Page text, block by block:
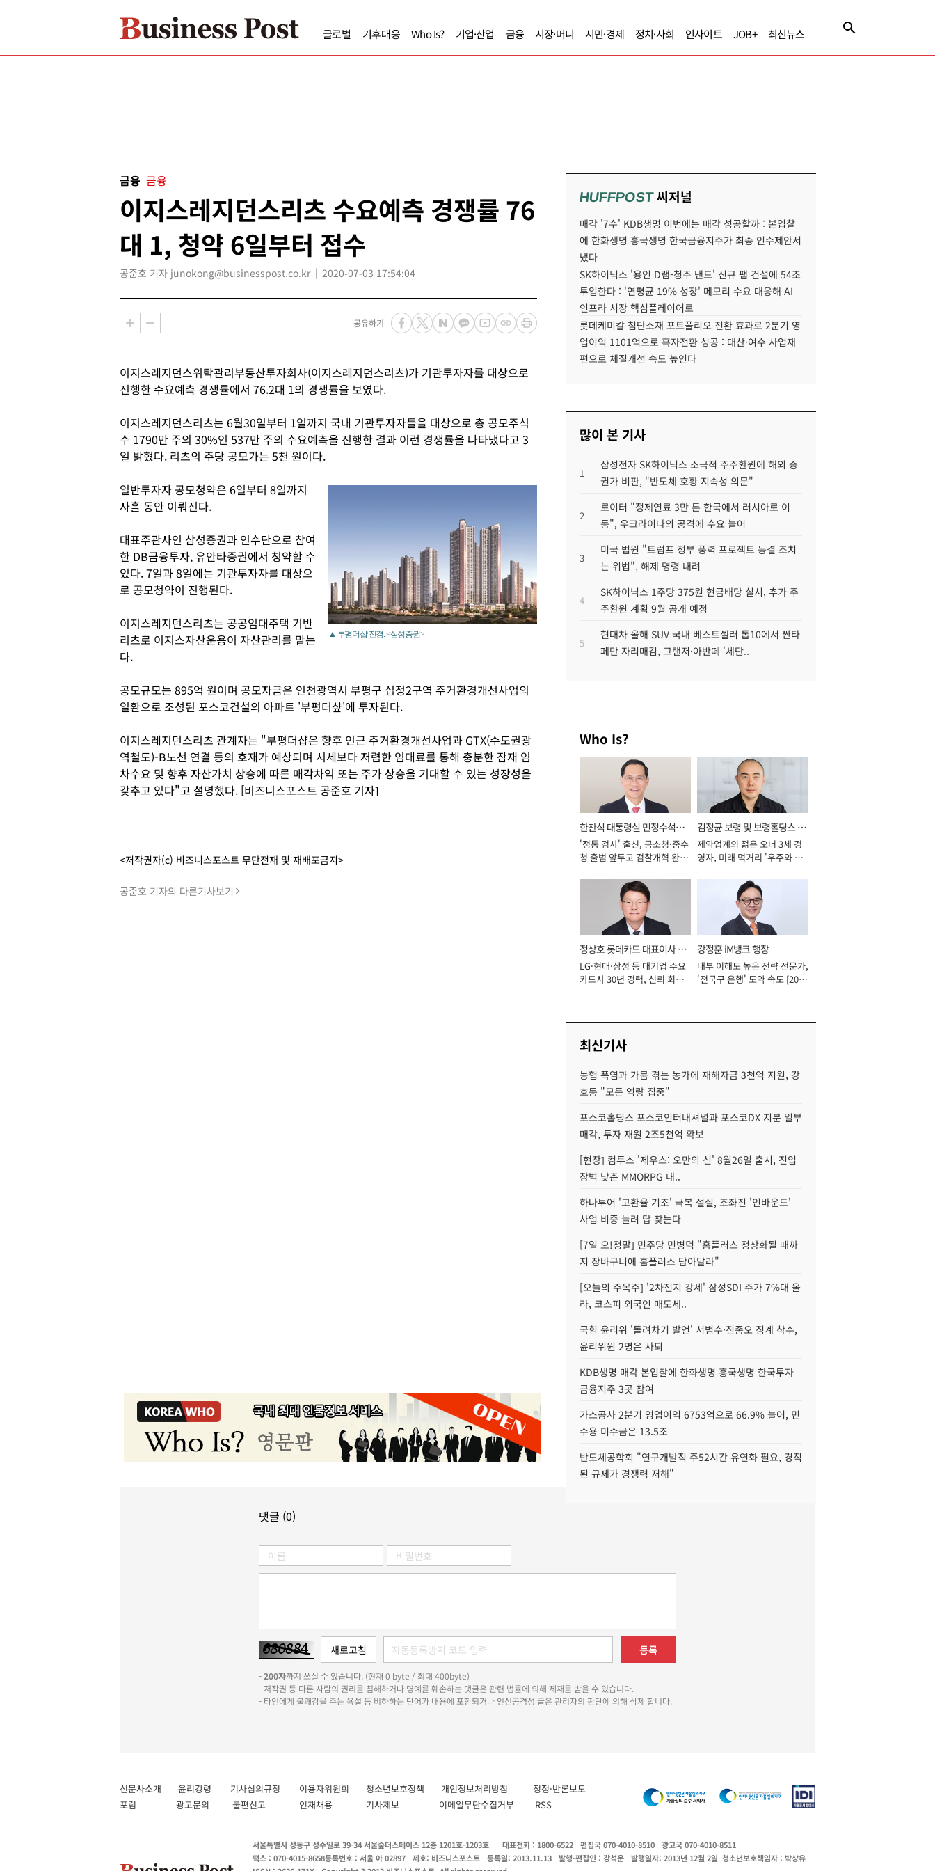
글로벌 기후대응 Who Is? 기업·산업 금융 시장·머니 시민·경제 정치·사회 인사이트 JOB+ 최신뉴스
금융 금융
이지스레지던스리츠 수요예측 경쟁률 76
대 1, 청약 6일부터 접수
공준호 기자 junokong@businesspost.co.kr 2020-07-03 17:54:04
공유하기
이지스레지던스위탁관리부동산투자회사(이지스레지던스리츠)가 기관투자자를 대상으로
진행한 수요예측 경쟁률에서 76.2대 1의 경쟁률을 보였다.
이지스레지던스리츠는 6월30일부터 1일까지 국내 기관투자자들을 대상으로 총 공모주식
수 1790만 주의 30%인 537만 주의 수요예측을 진행한 결과 이런 경쟁률을 나타냈다고 3
일 밝혔다. 리츠의 주당 공모가는 5천 원이다.
▲ 부평더샵 전경. <삼성증권>
일반투자자 공모청약은 6일부터 8일까지
사흘 동안 이뤄진다.
대표주관사인 삼성증권과 인수단으로 참여
한 DB금융투자, 유안타증권에서 청약할 수
있다. 7일과 8일에는 기관투자자를 대상으
로 공모청약이 진행된다.
이지스레지던스리츠는 공공임대주택 기반
리츠로 이지스자산운용이 자산관리를 맡는
다.
공모규모는 895억 원이며 공모자금은 인천광역시 부평구 십정2구역 주거환경개선사업의
일환으로 조성된 포스코건설의 아파트 '부평더샾'에 투자된다.
이지스레지던스리츠 관계자는 "부평더샵은 향후 인근 주거환경개선사업과 GTX(수도권광
역철도)-B노선 연결 등의 호재가 예상되며 시세보다 저렴한 임대료를 통해 충분한 잠재 임
차수요 및 향후 자산가치 상승에 따른 매각차익 또는 주가 상승을 기대할 수 있는 성장성을
갖추고 있다"고 설명했다. [비즈니스포스트 공준호 기자]
<저작권자(c) 비즈니스포스트 무단전재 및 재배포금지>
공준호 기자의 다른기사보기
HUFFPOST씨저널
매각 '7수' KDB생명 이번에는 매각 성공할까 : 본입찰
에 한화생명 흥국생명 한국금융지주가 최종 인수제안서
냈다
SK하이닉스 '용인 D램-청주 낸드' 신규 팹 건설에 54조
투입한다 : '연평균 19% 성장' 메모리 수요 대응해 AI
인프라 시장 핵심플레이어로
롯데케미칼 첨단소재 포트폴리오 전환 효과로 2분기 영
업이익 1101억으로 흑자전환 성공 : 대산·여수 사업재
편으로 체질개선 속도 높인다
많이 본 기사
1
삼성전자 SK하이닉스 소극적 주주환원에 해외 증
권가 비판, "반도체 호황 지속성 의문"
2
로이터 "정제연료 3만 톤 한국에서 러시아로 이
동", 우크라이나의 공격에 수요 늘어
3
미국 법원 "트럼프 정부 풍력 프로젝트 동결 조치
는 위법", 해제 명령 내려
4
SK하이닉스 1주당 375원 현금배당 실시, 추가 주
주환원 계획 9월 공개 예정
5
현대차 올해 SUV 국내 베스트셀러 톱10에서 싼타
페만 자리매김, 그랜저·아반떼 '세단..
Who Is?
한찬식 대통령실 민정수석비
서관
'정통 검사' 출신, 공소청·중수
청 출범 앞두고 검찰개혁 완수
김정균 보령 및 보령홀딩스 대
표이사 사장
제약업계의 젊은 오너 3세 경
영자, 미래 먹거리 '우주와 헬
정상호 롯데카드 대표이사 사
장
LG·현대·삼성 등 대기업 주요
카드사 30년 경력, 신뢰 회복
강정훈 iM뱅크 행장
내부 이해도 높은 전략 전문가,
'전국구 은행' 도약 속도 [2026
최신기사
농협 폭염과 가뭄 겪는 농가에 재해자금 3천억 지원, 강
호동 "모든 역량 집중"
포스코홀딩스 포스코인터내셔널과 포스코DX 지분 일부
매각, 투자 재원 2조5천억 확보
[현장] 컴투스 '제우스: 오만의 신' 8월26일 출시, 진입
장벽 낮춘 MMORPG 내..
하나투어 '고환율 기조' 극복 절실, 조좌진 '인바운드'
사업 비중 늘려 답 찾는다
[7일 오!정말] 민주당 민병덕 "홈플러스 정상화될 때까
지 장바구니에 홈플러스 담아달라"
[오늘의 주목주] '2차전지 강세' 삼성SDI 주가 7%대 올
라, 코스피 외국인 매도세..
국힘 윤리위 '돌려차기 발언' 서범수·진종오 징계 착수,
윤리위원 2명은 사퇴
KDB생명 매각 본입찰에 한화생명 흥국생명 한국투자
금융지주 3곳 참여
가스공사 2분기 영업이익 6753억으로 66.9% 늘어, 민
수용 미수금은 13.5조
반도체공학회 "연구개발직 주52시간 유연화 필요, 경직
된 규제가 경쟁력 저해"
댓글 (0)
등록
-200자까지 쓰실 수 있습니다. (현재 0 byte / 최대 400byte)
- 저작권 등 다른 사람의 권리를 침해하거나 명예를 훼손하는 댓글은 관련 법률에 의해 제재를 받을 수 있습니다.
- 타인에게 불쾌감을 주는 욕설 등 비하하는 단어가 내용에 포함되거나 인신공격성 글은 관리자의 판단에 의해 삭제 합니다.
신문사소개 윤리강령 기사심의규정 이용자위원회 청소년보호정책 개인정보처리방침 정정·반론보도
포럼
광고문의 불편신고 인재채용 기사제보 이메일무단수집거부 RSS
서울특별시 성동구 성수일로 39-34 서울숲더스페이스 12층 1201호-1203호 대표전화 : 1800-6522 편집국 070-4010-8510
광고국 070-4010-8511
팩스 : 070-4015-8658등록번호 : 서울 아 02897 제호: 비즈니스포스트 등록일: 2013.11.13 발행·편집인 : 강석운 발행일자: 2013년 12월 2일 청소년보호책임자 : 박상유